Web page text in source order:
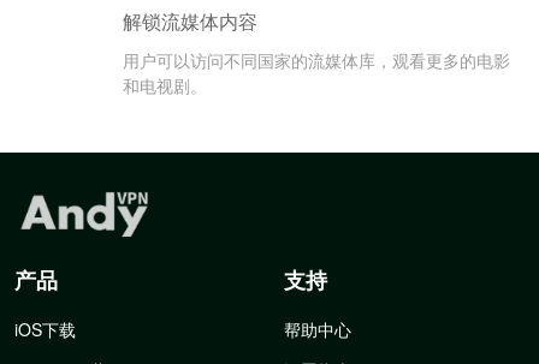
解锁流媒体内容
用户可以访问不同国家的流媒体库，观看更多的电影
和电视剧。
产品
iOS下载
支持
帮助中心